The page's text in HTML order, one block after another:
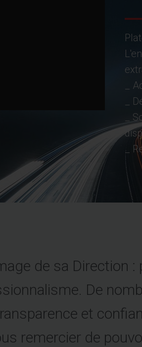
_
_
_
_
de sa Direction
De
et
remercier de